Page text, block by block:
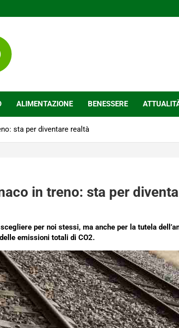
ALIMENTAZIONE BENESSERE
sta per diventare realtà
in treno: sta per
per noi stessi, ma anche per la tutela
emissioni totali di CO2.